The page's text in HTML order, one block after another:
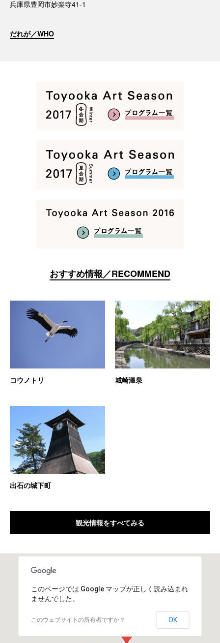
兵庫県豊岡市妙楽寺41-1
だれが／WHO
おすすめ情報／RECOMMEND
コウノトリ 城崎温泉
出石の城下町
観光情報をすべてみる
このページでは Google マップが正しく読み込まれ
ませんでした。
このウェブサイトの所有者ですか？ OK